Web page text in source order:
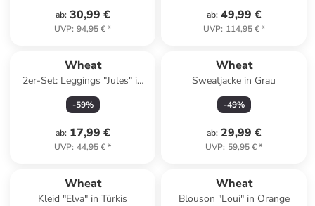
ab: 30,99 €
UVP: 94,95 €*
ab: 49,99 €
UVP: 114,95 €*
Wheat
2er-Set: Leggings "Jules" in
Rosa/ Creme
-59%
ab: 17,99 €
UVP: 44,95 €*
Wheat
Sweatjacke in Grau
-49%
ab: 29,99 €
UVP: 59,95 €*
Wheat
Kleid "Elva" in Türkis
Wheat
Blouson "Loui" in Orange